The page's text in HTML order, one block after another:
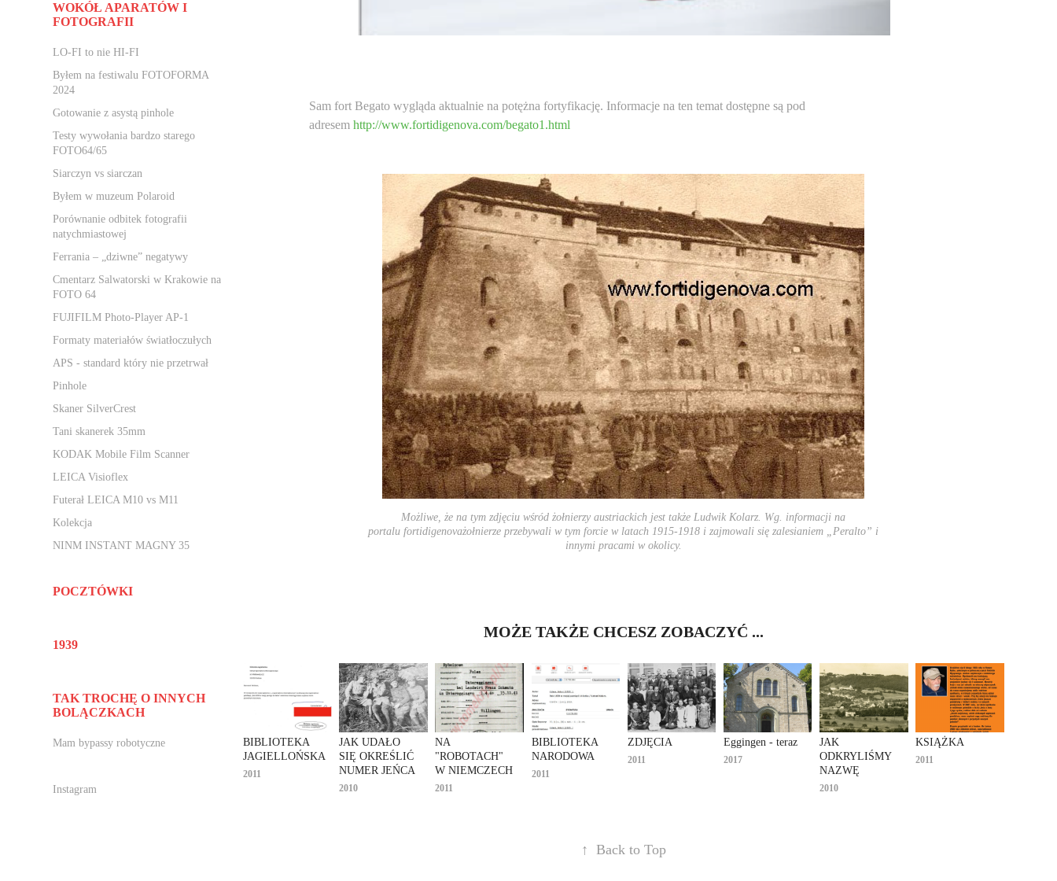
WOKÓŁ APARATÓW I
FOTOGRAFII
LO-FI to nie HI-FI
Byłem na festiwalu FOTOFORMA
2024
Gotowanie z asystą pinhole
Testy wywołania bardzo starego
FOTO64/65
Siarczyn vs siarczan
Byłem w muzeum Polaroid
Porównanie odbitek fotografii
natychmiastowej
Ferrania – „dziwne” negatywy
Cmentarz Salwatorski w Krakowie na
FOTO 64
FUJIFILM Photo-Player AP-1
Formaty materiałów światłoczułych
APS - standard który nie przetrwał
Pinhole
Skaner SilverCrest
Tani skanerek 35mm
KODAK Mobile Film Scanner
LEICA Visioflex
Futerał LEICA M10 vs M11
Kolekcja
NINM INSTANT MAGNY 35
POCZTÓWKI
1939
TAK TROCHĘ O INNYCH
BOLĄCZKACH
Mam bypassy robotyczne
Instagram
Sam fort Begato wygląda aktualnie na potężna fortyfikację. Informacje na ten temat dostępne są pod
adresem http://www.fortidigenova.com/begato1.html
Możliwe, że na tym zdjęciu wśród żołnierzy austriackich jest także Ludwik Kolarz. Wg. informacji na
portalu fortidigenovażołnierze przebywali w tym forcie w latach 1915-1918 i zajmowali się zalesianiem „Peralto” i
innymi pracami w okolicy.
MOŻE TAKŻE CHCESZ ZOBACZYĆ ...
BIBLIOTEKA
JAGIELLOŃSKA
2011
JAK UDAŁO
SIĘ OKREŚLIĆ
NUMER JEŃCA
2010
NA
"ROBOTACH"
W NIEMCZECH
2011
BIBLIOTEKA
NARODOWA
2011
ZDJĘCIA
2011
Eggingen - teraz
2017
JAK
ODKRYLIŚMY
NAZWĘ
2010
KSIĄŻKA
2011
↑ Back to Top